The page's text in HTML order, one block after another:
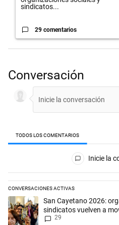
sindicatos...
29 comentarios
Conversación
TODOS LOS COMENTARIOS
Todos los comentarios
Inicie la
CONVERSACIONES ACTIVAS
Este listado muestra los artículos
Un artículo de tendencia con el
San Cayetano 2026:
sindicatos vuelven a
Gobierno
29